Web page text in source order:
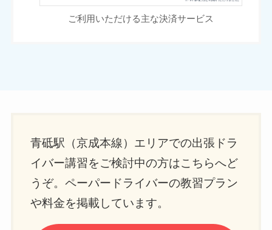
ご利用いただける主な決済サービス
青砥駅（京成本線）エリアでの出張ドラ
イバー講習をご検討中の方はこちらへど
うぞ。ペーパードライバーの教習プラン
や料金を掲載しています。